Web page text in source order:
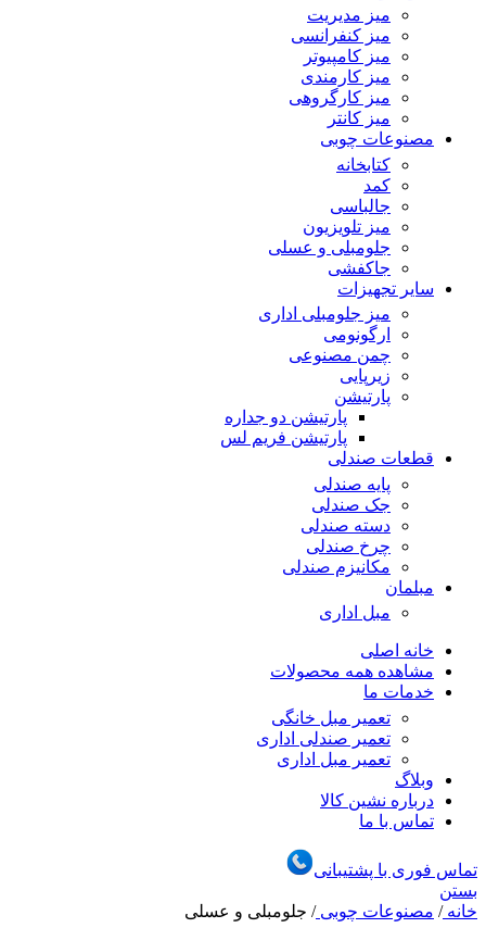
میز مدیریت
میز کنفرانسی
میز کامپیوتر
میز کارمندی
میز کارگروهی
میز کانتر
مصنوعات چوبی
کتابخانه
کمد
جالباسی
میز تلویزیون
جلومبلی و عسلی
جاکفشی
سایر تجهیزات
میز جلومبلی اداری
ارگونومی
چمن مصنوعی
زیرپایی
پارتیشن
پارتیشن دو جداره
پارتیشن فریم لس
قطعات صندلی
پایه صندلی
جک صندلی
دسته صندلی
چرخ صندلی
مکانیزم صندلی
مبلمان
مبل اداری
خانه اصلی
مشاهده همه محصولات
خدمات ما
تعمیر مبل خانگی
تعمیر صندلی اداری
تعمیر مبل اداری
وبلاگ
درباره نشین کالا
تماس با ما
تماس فوری با پشتیبانی
بستن
خانه/ مصنوعات چوبی/ جلومبلی و عسلی